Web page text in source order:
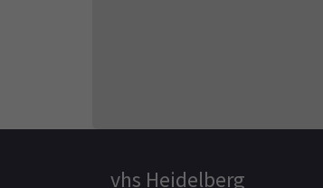
vhs Heidelberg